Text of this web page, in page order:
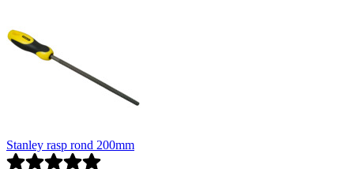
Stanley rasp rond 200mm